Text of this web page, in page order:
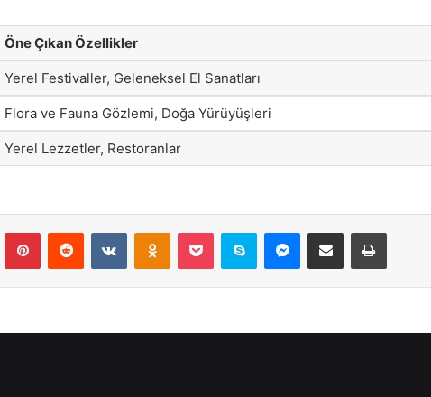
Öne Çıkan Özellikler
Yerel Festivaller, Geleneksel El Sanatları
Flora ve Fauna Gözlemi, Doğa Yürüyüşleri
Yerel Lezzetler, Restoranlar
PinterestReddit VKontakteOdnoklassniki
Pocket Skype Messenger
E-Posta ile paylaş Yazdır